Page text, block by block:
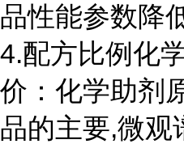
品性能参数降
4.配方比例化
价：化学助剂
品的主要,微观